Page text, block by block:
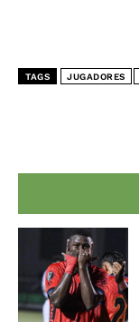
TAGS JUGADORES